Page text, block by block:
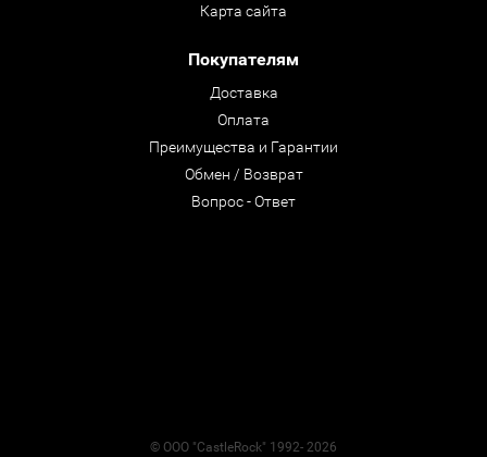
Карта сайта
Покупателям
Доставка
Оплата
Преимущества и Гарантии
Обмен / Возврат
Вопрос - Ответ
© ООО "CastleRock" 1992- 2026